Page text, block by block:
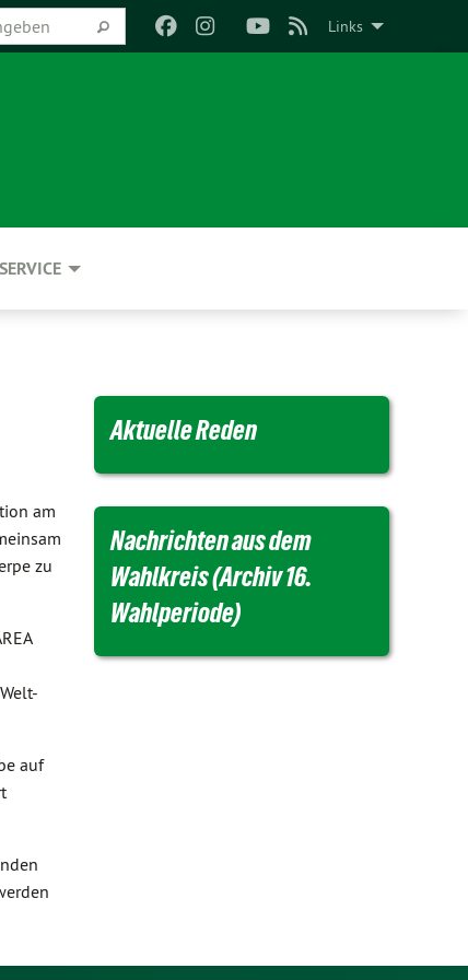
Links
SERVICE
am
zu
auf
Aktuelle Reden
Nachrichten aus dem
Wahlkreis (Archiv 16.
Wahlperiode)